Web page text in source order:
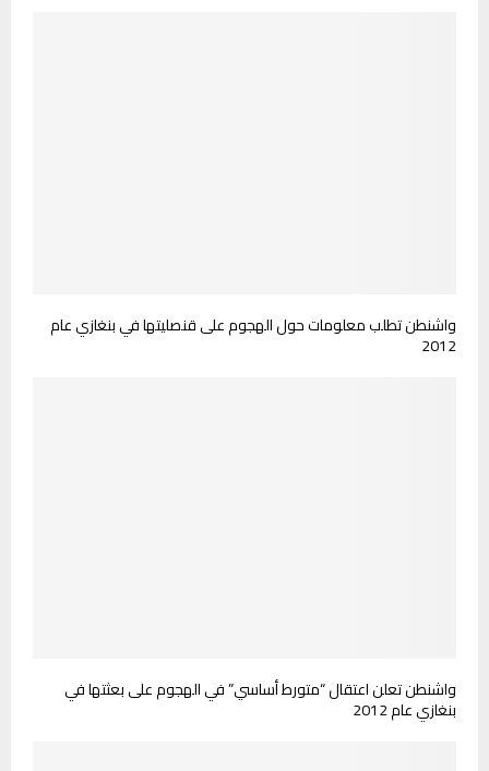
واشنطن تطلب معلومات حول الهجوم على قنصليتها في بنغازي عام
2012
واشنطن تعلن اعتقال “متورط أساسي” في الهجوم على بعثتها في
بنغازي عام 2012